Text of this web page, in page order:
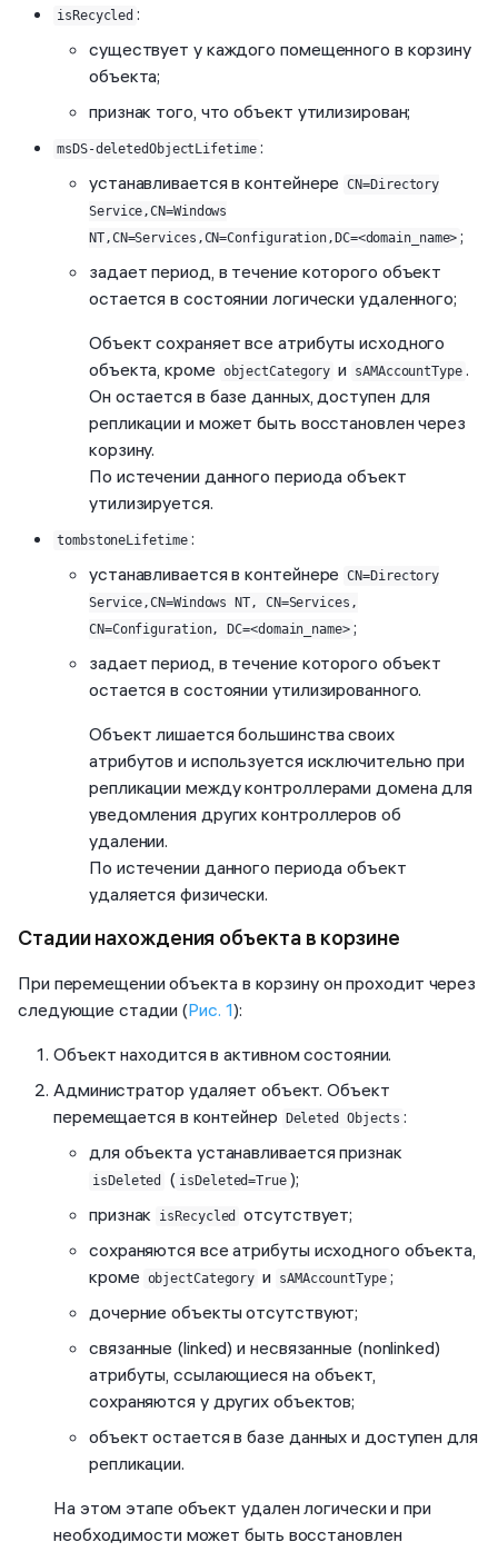
isRecycled :
существует у каждого помещенного в корзину
объекта;
признак того, что объект утилизирован;
msDS-deletedObjectLifetime :
устанавливается в контейнере CN=Directory
Service,CN=Windows
NT,CN=Services,CN=Configuration,DC=<domain_name> ;
задает период, в течение которого объект
остается в состоянии логически удаленного;
Объект сохраняет все атрибуты исходного
объекта, кроме objectCategory и sAMAccountType .
Он остается в базе данных, доступен для
репликации и может быть восстановлен через
корзину.
По истечении данного периода объект
утилизируется.
tombstoneLifetime :
устанавливается в контейнере CN=Directory
Service,CN=Windows NT, CN=Services,
CN=Configuration, DC=<domain_name> ;
задает период, в течение которого объект
остается в состоянии утилизированного.
Объект лишается большинства своих
атрибутов и используется исключительно при
репликации между контроллерами домена для
уведомления других контроллеров об
удалении.
По истечении данного периода объект
удаляется физически.
Стадии нахождения объекта в корзине
При перемещении объекта в корзину он проходит через
следующие стадии (Рис. 1):
Объект находится в активном состоянии.
Администратор удаляет объект. Объект
перемещается в контейнер
Deleted Objects :
для объекта устанавливается признак
isDeleted ( isDeleted=True );
признак
isRecycled
отсутствует;
сохраняются все атрибуты исходного объекта,
кроме objectCategory и sAMAccountType ;
дочерние объекты отсутствуют;
связанные (linked) и несвязанные (nonlinked)
атрибуты, ссылающиеся на объект,
сохраняются у других объектов;
объект остается в базе данных и доступен для
репликации.
На этом этапе объект удален логически и при
необходимости может быть восстановлен